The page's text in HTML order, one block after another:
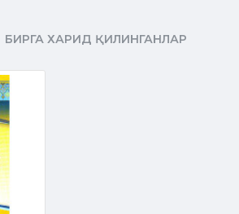
БИРГА ХАРИД ҚИЛИНГАНЛАР